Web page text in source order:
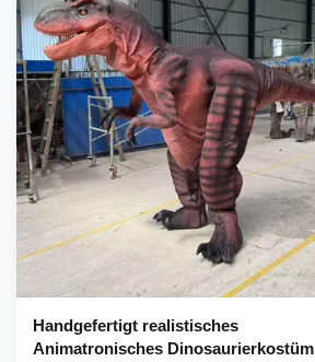
Handgefertigt realistisches
Animatronisches Dinosaurierkostüm